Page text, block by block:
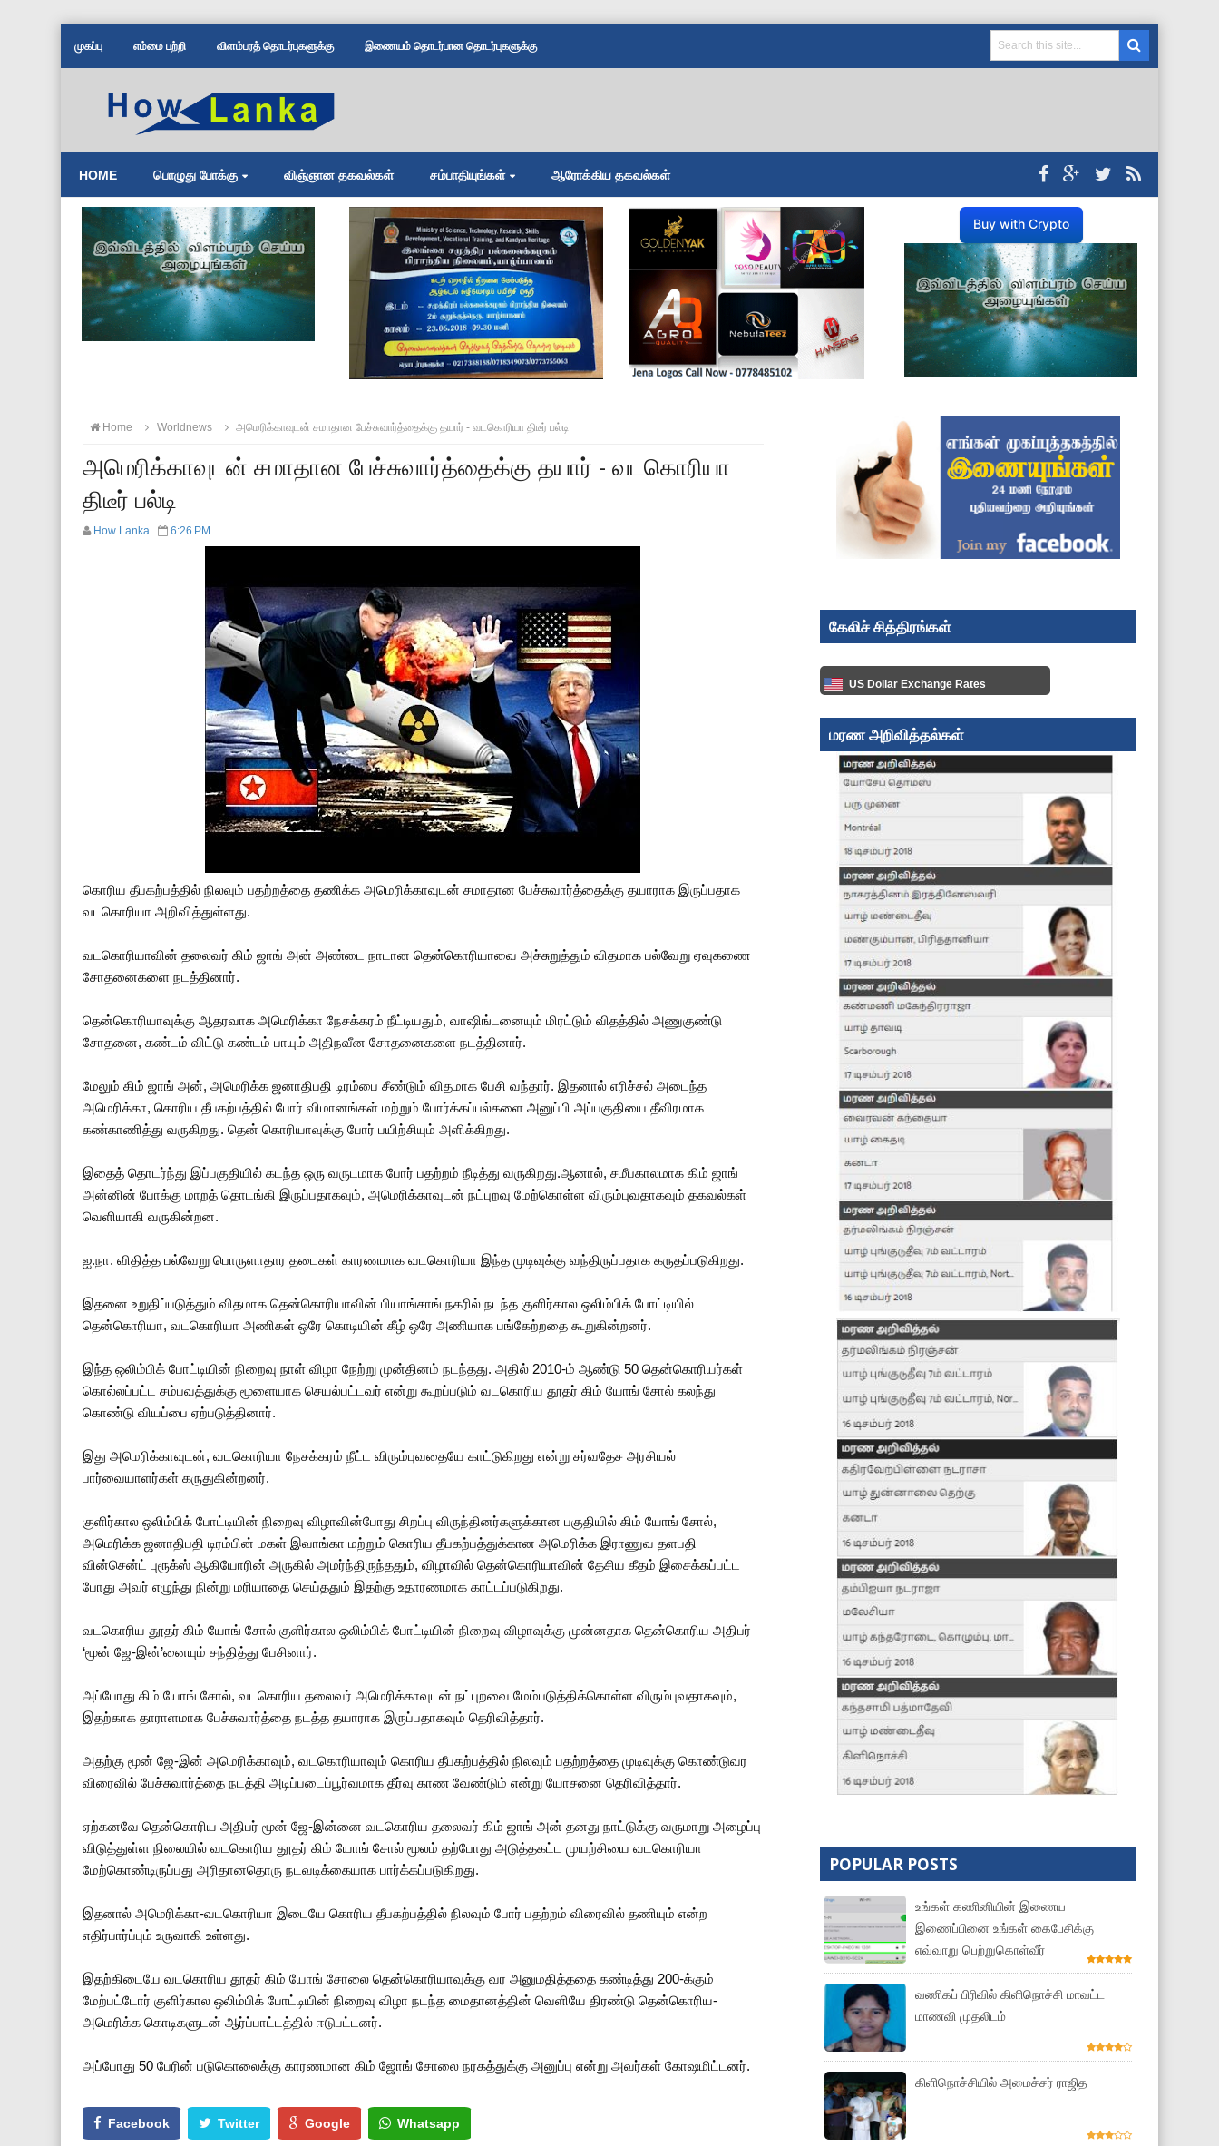
முகப்பு எம்மை பற்றி விளம்பரத் தொடர்புகளுக்கு இணையம் தொடர்பான தொடர்புகளுக்கு
HOME பொழுது போக்கு விஞ்ஞான தகவல்கள் சம்பாதியுங்கள் ஆரோக்கிய தகவல்கள்
Buy with Crypto
Home Worldnews அமெரிக்காவுடன் சமாதான பேச்சுவார்த்தைக்கு தயார் - வடகொரியா திடீர் பல்டி
அமெரிக்காவுடன் சமாதான பேச்சுவார்த்தைக்கு தயார் - வடகொரியா
திடீர் பல்டி
How Lanka 6:26 PM
கொரிய தீபகற்பத்தில் நிலவும் பதற்றத்தை தணிக்க அமெரிக்காவுடன் சமாதான பேச்சுவார்த்தைக்கு தயாராக இருப்பதாக
வடகொரியா அறிவித்துள்ளது.
வடகொரியாவின் தலைவர் கிம் ஜாங் அன் அண்டை நாடான தென்கொரியாவை அச்சுறுத்தும் விதமாக பல்வேறு ஏவுகணை
சோதனைகளை நடத்தினார்.
தென்கொரியாவுக்கு ஆதரவாக அமெரிக்கா நேசக்கரம் நீட்டியதும், வாஷிங்டனையும் மிரட்டும் விதத்தில் அணுகுண்டு
சோதனை, கண்டம் விட்டு கண்டம் பாயும் அதிநவீன சோதனைகளை நடத்தினார்.
மேலும் கிம் ஜாங் அன், அமெரிக்க ஜனாதிபதி டிரம்பை சீண்டும் விதமாக பேசி வந்தார். இதனால் எரிச்சல் அடைந்த
அமெரிக்கா, கொரிய தீபகற்பத்தில் போர் விமானங்கள் மற்றும் போர்க்கப்பல்களை அனுப்பி அப்பகுதியை தீவிரமாக
கண்காணித்து வருகிறது. தென் கொரியாவுக்கு போர் பயிற்சியும் அளிக்கிறது.
இதைத் தொடர்ந்து இப்பகுதியில் கடந்த ஒரு வருடமாக போர் பதற்றம் நீடித்து வருகிறது.ஆனால், சமீபகாலமாக கிம் ஜாங்
அன்னின் போக்கு மாறத் தொடங்கி இருப்பதாகவும், அமெரிக்காவுடன் நட்புறவு மேற்கொள்ள விரும்புவதாகவும் தகவல்கள்
வெளியாகி வருகின்றன.
ஐ.நா. விதித்த பல்வேறு பொருளாதார தடைகள் காரணமாக வடகொரியா இந்த முடிவுக்கு வந்திருப்பதாக கருதப்படுகிறது.
இதனை உறுதிப்படுத்தும் விதமாக தென்கொரியாவின் பியாங்சாங் நகரில் நடந்த குளிர்கால ஒலிம்பிக் போட்டியில்
தென்கொரியா, வடகொரியா அணிகள் ஒரே கொடியின் கீழ் ஒரே அணியாக பங்கேற்றதை கூறுகின்றனர்.
இந்த ஒலிம்பிக் போட்டியின் நிறைவு நாள் விழா நேற்று முன்தினம் நடந்தது. அதில் 2010-ம் ஆண்டு 50 தென்கொரியர்கள்
கொல்லப்பட்ட சம்பவத்துக்கு மூளையாக செயல்பட்டவர் என்று கூறப்படும் வடகொரிய தூதர் கிம் யோங் சோல் கலந்து
கொண்டு வியப்பை ஏற்படுத்தினார்.
இது அமெரிக்காவுடன், வடகொரியா நேசக்கரம் நீட்ட விரும்புவதையே காட்டுகிறது என்று சர்வதேச அரசியல்
பார்வையாளர்கள் கருதுகின்றனர்.
குளிர்கால ஒலிம்பிக் போட்டியின் நிறைவு விழாவின்போது சிறப்பு விருந்தினர்களுக்கான பகுதியில் கிம் யோங் சோல்,
அமெரிக்க ஜனாதிபதி டிரம்பின் மகள் இவாங்கா மற்றும் கொரிய தீபகற்பத்துக்கான அமெரிக்க இராணுவ தளபதி
வின்சென்ட் புரூக்ஸ் ஆகியோரின் அருகில் அமர்ந்திருந்ததும், விழாவில் தென்கொரியாவின் தேசிய கீதம் இசைக்கப்பட்ட
போது அவர் எழுந்து நின்று மரியாதை செய்ததும் இதற்கு உதாரணமாக காட்டப்படுகிறது.
வடகொரிய தூதர் கிம் யோங் சோல் குளிர்கால ஒலிம்பிக் போட்டியின் நிறைவு விழாவுக்கு முன்னதாக தென்கொரிய அதிபர்
‘மூன் ஜே-இன்’னையும் சந்தித்து பேசினார்.
அப்போது கிம் யோங் சோல், வடகொரிய தலைவர் அமெரிக்காவுடன் நட்புறவை மேம்படுத்திக்கொள்ள விரும்புவதாகவும்,
இதற்காக தாராளமாக பேச்சுவார்த்தை நடத்த தயாராக இருப்பதாகவும் தெரிவித்தார்.
அதற்கு மூன் ஜே-இன் அமெரிக்காவும், வடகொரியாவும் கொரிய தீபகற்பத்தில் நிலவும் பதற்றத்தை முடிவுக்கு கொண்டுவர
விரைவில் பேச்சுவார்த்தை நடத்தி அடிப்படைப்பூர்வமாக தீர்வு காண வேண்டும் என்று யோசனை தெரிவித்தார்.
ஏற்கனவே தென்கொரிய அதிபர் மூன் ஜே-இன்னை வடகொரிய தலைவர் கிம் ஜாங் அன் தனது நாட்டுக்கு வருமாறு அழைப்பு
விடுத்துள்ள நிலையில் வடகொரிய தூதர் கிம் யோங் சோல் மூலம் தற்போது அடுத்தகட்ட முயற்சியை வடகொரியா
மேற்கொண்டிருப்பது அரிதானதொரு நடவடிக்கையாக பார்க்கப்படுகிறது.
இதனால் அமெரிக்கா-வடகொரியா இடையே கொரிய தீபகற்பத்தில் நிலவும் போர் பதற்றம் விரைவில் தணியும் என்ற
எதிர்பார்ப்பும் உருவாகி உள்ளது.
இதற்கிடையே வடகொரிய தூதர் கிம் யோங் சோலை தென்கொரியாவுக்கு வர அனுமதித்ததை கண்டித்து 200-க்கும்
மேற்பட்டோர் குளிர்கால ஒலிம்பிக் போட்டியின் நிறைவு விழா நடந்த மைதானத்தின் வெளியே திரண்டு தென்கொரிய-
அமெரிக்க கொடிகளுடன் ஆர்ப்பாட்டத்தில் ஈடுபட்டனர்.
அப்போது 50 பேரின் படுகொலைக்கு காரணமான கிம் ஜோங் சோலை நரகத்துக்கு அனுப்பு என்று அவர்கள் கோஷமிட்டனர்.
Facebook Twitter Google Whatsapp
கேலிச் சித்திரங்கள்
US Dollar Exchange Rates
மரண அறிவித்தல்கள்
POPULAR POSTS
உங்கள் கணினியின் இணைய
இணைப்பினை உங்கள் கைபேசிக்கு
எவ்வாறு பெற்றுகொள்வீர்
வணிகப் பிரிவில் கிளிநொச்சி மாவட்ட
மாணவி முதலிடம்
கிளிநொச்சியில் அமைச்சர் ராஜித